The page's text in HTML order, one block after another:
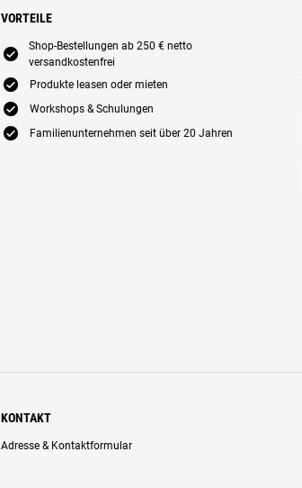
VORTEILE
E
Shop-Bestellungen ab 250 € netto
versandkostenfrei
E Produkte leasen oder mieten
E Workshops & Schulungen
E Familienunternehmen seit über 20 Jahren
KONTAKT
Adresse & Kontaktformular